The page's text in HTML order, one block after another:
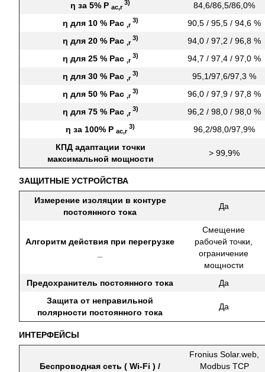
η за 5% P ac,r
3)
84,6/86,5/86,0%
η для 10 % Pac ,r
3)
90,5 / 95,5 / 94,6 %
η для 20 % Pac ,r
3)
94,0 / 97,2 / 96,8 %
η для 25 % Pac ,r
3)
94,7 / 97,4 / 97,0 %
η для 30 % Pac ,r
3)
95,1/97,6/97,3 %
η для 50 % Pac ,r
3)
96,0 / 97,9 / 97,8 %
η для 75 % Pac ,r
3)
96,2 / 98,0 / 98,0 %
η за 100% P ac,r
3)
96,2/98,0/97,9%
КПД адаптации точки
максимальной мощности
> 99,9%
ЗАЩИТНЫЕ УСТРОЙСТВА
Измерение изоляции в контуре
постоянного тока
Да
Алгоритм действия при перегрузке
Смещение
рабочей точки,
ограничение
мощности
Предохранитель постоянного тока
Да
Защита от неправильной
полярности постоянного тока
Да
ИНТЕРФЕЙСЫ
Беспроводная сеть ( Wi-Fi ) /
Fronius Solar.web,
Modbus TCP